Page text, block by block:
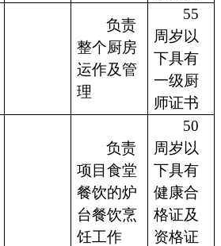
负责
整个厨房
运作及管
理
55
周岁以
下具有
一级厨
师证书
负责
项目食堂
餐饮的炉
台餐饮烹
饪工作
50
周岁以
下具有
健康合
格证及
资格证